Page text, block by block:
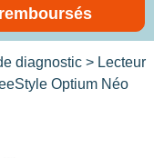
remboursés
diagnostic > Lecteur
Optium Néo